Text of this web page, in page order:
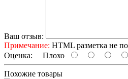
Ваш отзыв:
Примечание: HTML разметка не
Оценка: Плохо
Похожие товары